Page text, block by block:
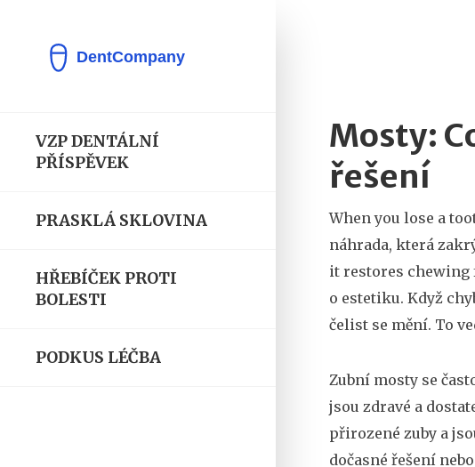
VZP DENTÁLNÍ
PŘÍSPĚVEK
PRASKLÁ SKLOVINA
HŘEBÍČEK PROTI
BOLESTI
PODKUS LÉČBA
Mosty:
řešení
When you lose a
náhrada, která
it restores chewing
o estetiku. Když
čelist se mění. To
Zubní mosty se
jsou zdravé a
přirozené zuby a
dočasné řešení